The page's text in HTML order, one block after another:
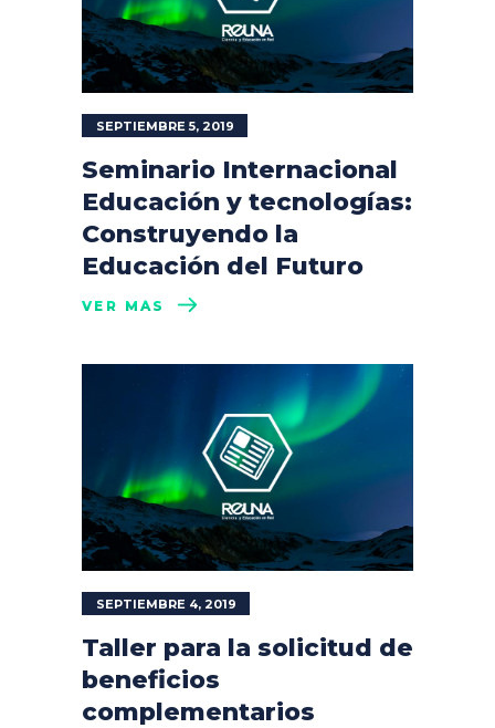
SEPTIEMBRE 5, 2019
Seminario Internacional
Educación y tecnologías:
Construyendo la
Educación del Futuro
VER MÁS
SEPTIEMBRE 4, 2019
Taller para la solicitud de
beneficios
complementarios